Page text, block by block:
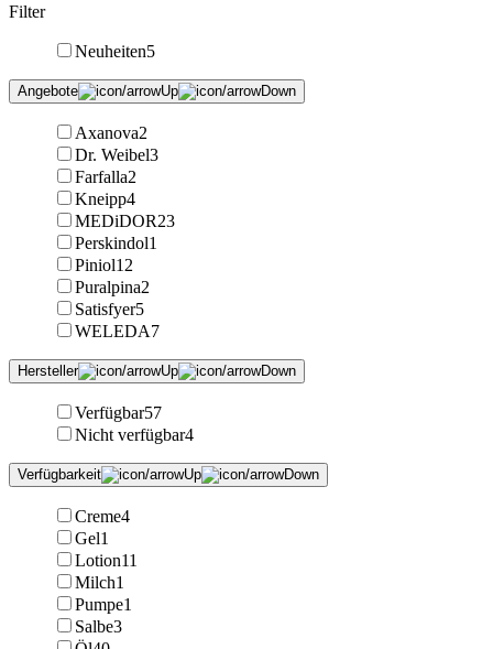
Filter
Neuheiten5
Angebote
Axanova2
Dr. Weibel3
Farfalla2
Kneipp4
MEDiDOR23
Perskindol1
Piniol12
Puralpina2
Satisfyer5
WELEDA7
Hersteller
Verfügbar57
Nicht verfügbar4
Verfügbarkeit
Creme4
Gel1
Lotion11
Milch1
Pumpe1
Salbe3